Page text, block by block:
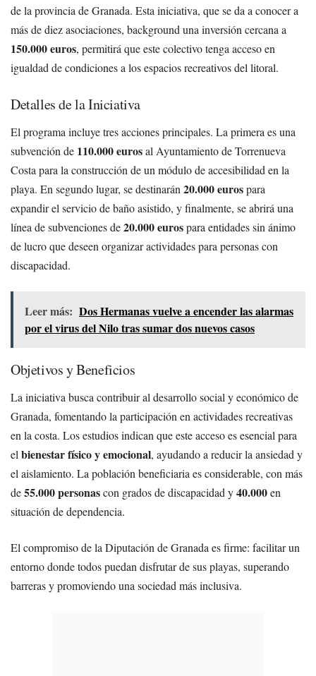
de la provincia de Granada. Esta iniciativa, que se da a conocer a
más de diez asociaciones, background una inversión cercana a
150.000 euros, permitirá que este colectivo tenga acceso en
igualdad de condiciones a los espacios recreativos del litoral.
Detalles de la Iniciativa
El programa incluye tres acciones principales. La primera es una
subvención de 110.000 eurosal Ayuntamiento de Torrenueva
Costa para la construcción de un módulo de accesibilidad en la
playa. En segundo lugar, se destinarán 20.000 eurospara
expandir el servicio de baño asistido, y finalmente, se abrirá una
línea de subvenciones de20.000 eurospara entidades sin ánimo
de lucro que deseen organizar actividades para personas con
discapacidad.
Leer más: Dos Hermanas vuelve a encender las alarmas
por el virus del Nilo tras sumar dos nuevos casos
Objetivos y Beneficios
La iniciativa busca contribuir al desarrollo social y económico de
Granada, fomentando la participación en actividades recreativas
en la costa. Los estudios indican que este acceso es esencial para
el bienestar físico y emocional, ayudando a reducir la ansiedad y
el aislamiento. La población beneficiaria es considerable, con más
de55.000 personascon grados de discapacidad y40.000en
situación de dependencia.
El compromiso de la Diputación de Granada es firme: facilitar un
entorno donde todos puedan disfrutar de sus playas, superando
barreras y promoviendo una sociedad más inclusiva.